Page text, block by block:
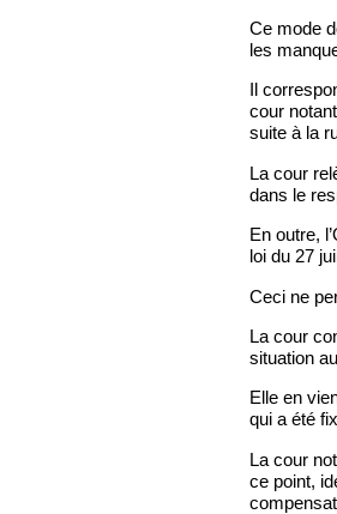
Ce mode
les
Il
cour
suite à la
La cour
dans le
En outre,
loi du 27
Ceci ne
La cour
situation
Elle en
qui a été
La cour
ce point,